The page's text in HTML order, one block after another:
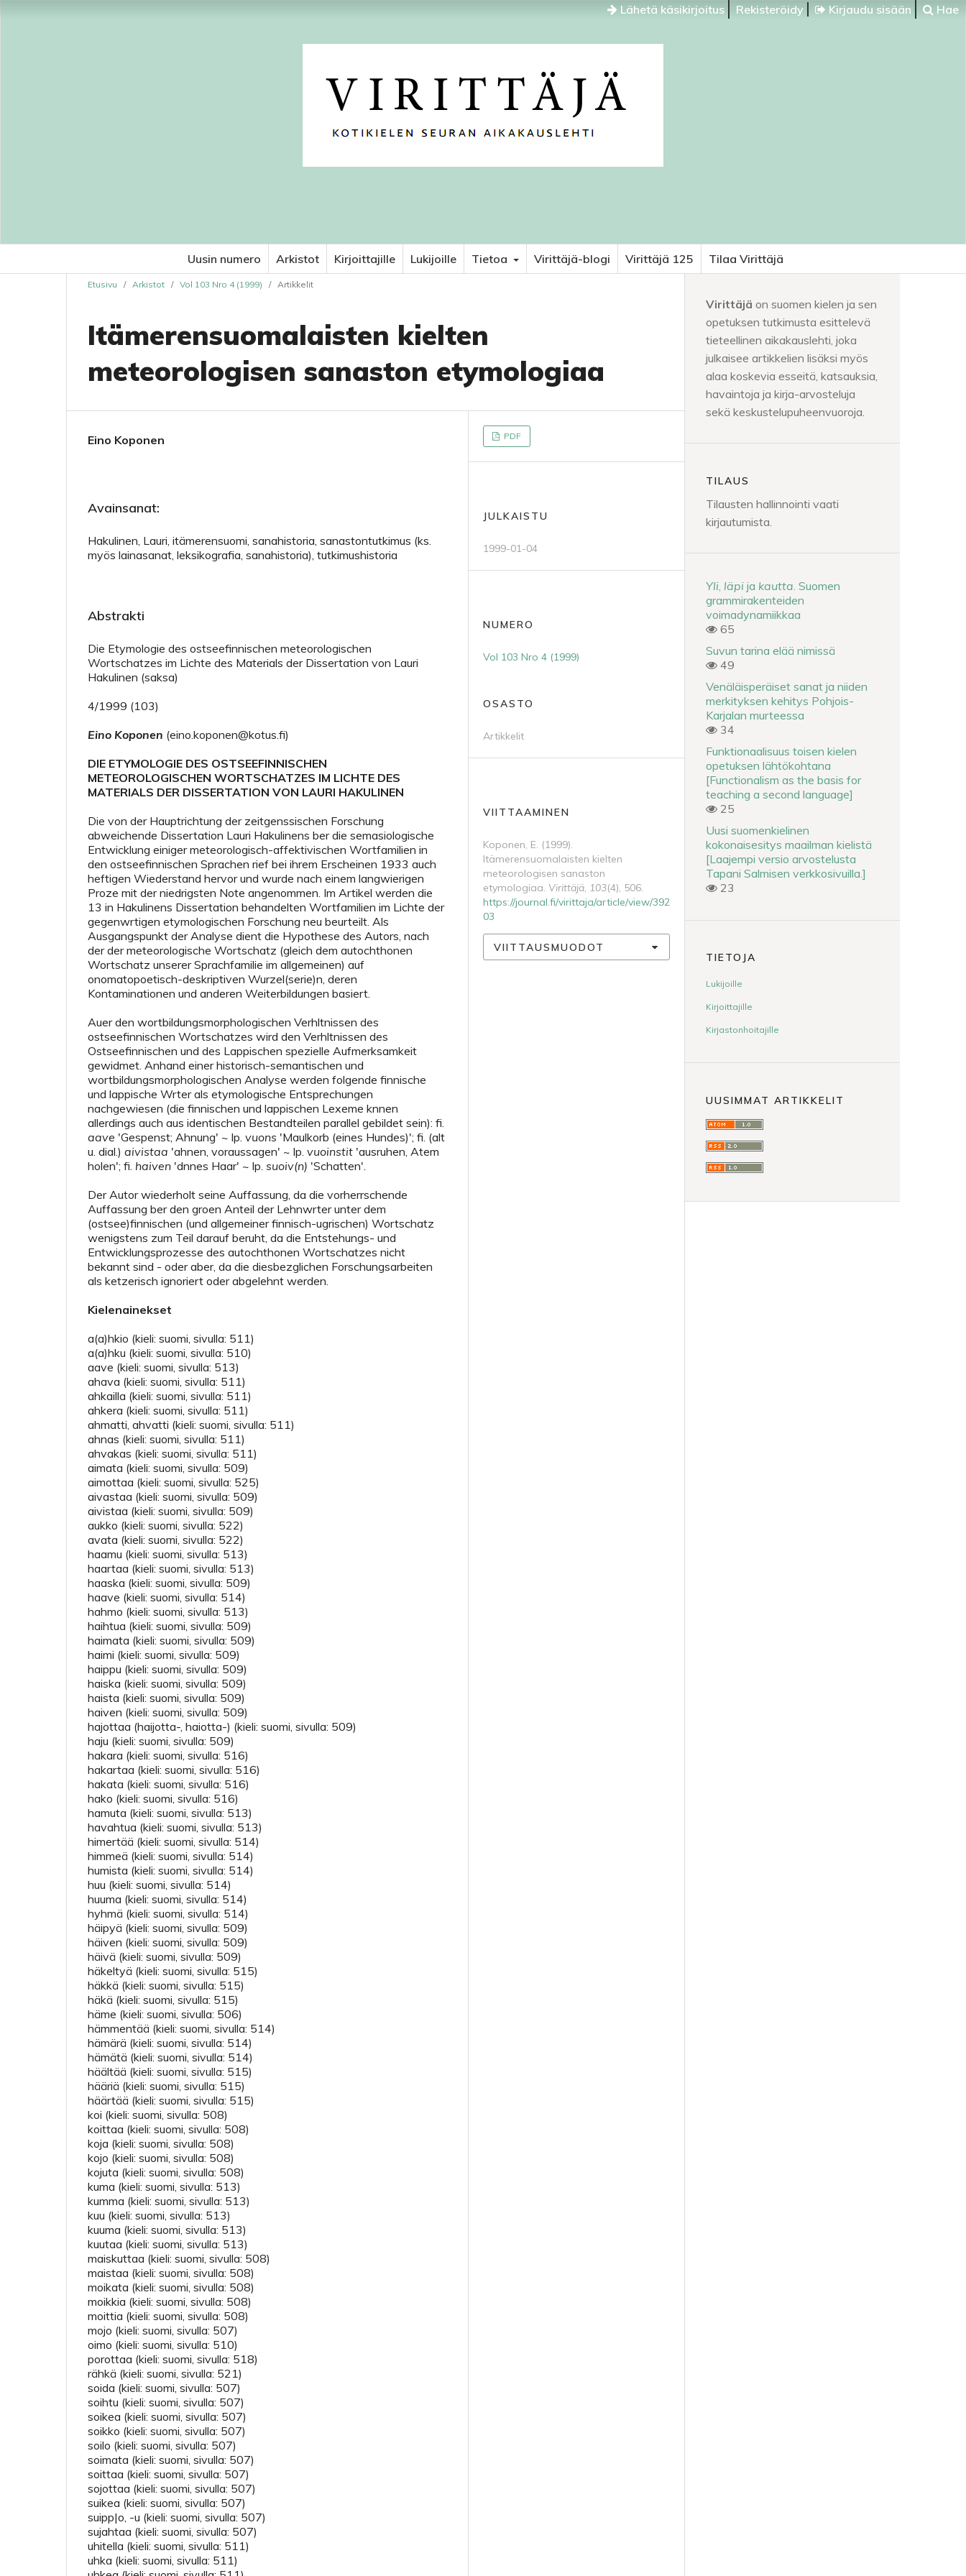
Lähetä käsikirjoitus Rekisteröidy Kirjaudu sisään Hae
Uusin numero Arkistot Kirjoittajille Lukijoille Tietoa Virittäjä-blogi Virittäjä 125 Tilaa Virittäjä
Etusivu / Arkistot / Vol 103 Nro 4 (1999) / Artikkelit
Itämerensuomalaisten kielten
meteorologisen sanaston etymologiaa
Eino Koponen
Avainsanat:
Hakulinen, Lauri, itämerensuomi, sanahistoria, sanastontutkimus (ks.
myös lainasanat, leksikografia, sanahistoria), tutkimushistoria
Abstrakti
Die Etymologie des ostseefinnischen meteorologischen
Wortschatzes im Lichte des Materials der Dissertation von Lauri
Hakulinen (saksa)
4/1999 (103)
Eino Koponen (eino.koponen@kotus.fi)
DIE ETYMOLOGIE DES OSTSEEFINNISCHEN
METEOROLOGISCHEN WORTSCHATZES IM LICHTE DES
MATERIALS DER DISSERTATION VON LAURI HAKULINEN
Die von der Hauptrichtung der zeitgenssischen Forschung
abweichende Dissertation Lauri Hakulinens ber die semasiologische
Entwicklung einiger meteorologisch-affektivischen Wortfamilien in
den ostseefinnischen Sprachen rief bei ihrem Erscheinen 1933 auch
heftigen Wiederstand hervor und wurde nach einem langwierigen
Proze mit der niedrigsten Note angenommen. Im Artikel werden die
13 in Hakulinens Dissertation behandelten Wortfamilien im Lichte der
gegenwrtigen etymologischen Forschung neu beurteilt. Als
Ausgangspunkt der Analyse dient die Hypothese des Autors, nach
der der meteorologische Wortschatz (gleich dem autochthonen
Wortschatz unserer Sprachfamilie im allgemeinen) auf
onomatopoetisch-deskriptiven Wurzel(serie)n, deren
Kontaminationen und anderen Weiterbildungen basiert.
Auer den wortbildungsmorphologischen Verhltnissen des
ostseefinnischen Wortschatzes wird den Verhltnissen des
Ostseefinnischen und des Lappischen spezielle Aufmerksamkeit
gewidmet. Anhand einer historisch-semantischen und
wortbildungsmorphologischen Analyse werden folgende finnische
und lappische Wrter als etymologische Entsprechungen
nachgewiesen (die finnischen und lappischen Lexeme knnen
allerdings auch aus identischen Bestandteilen parallel gebildet sein): fi.
aave 'Gespenst; Ahnung' ~ lp. vuons 'Maulkorb (eines Hundes)'; fi. (alt
u. dial.) aivistaa 'ahnen, voraussagen' ~ lp. vuoinstit 'ausruhen, Atem
holen'; fi. haiven 'dnnes Haar' ~ lp. suoiv(n) 'Schatten'.
Der Autor wiederholt seine Auffassung, da die vorherrschende
Auffassung ber den groen Anteil der Lehnwrter unter dem
(ostsee)finnischen (und allgemeiner finnisch-ugrischen) Wortschatz
wenigstens zum Teil darauf beruht, da die Entstehungs- und
Entwicklungsprozesse des autochthonen Wortschatzes nicht
bekannt sind - oder aber, da die diesbezglichen Forschungsarbeiten
als ketzerisch ignoriert oder abgelehnt werden.
Kielenainekset
a(a)hkio (kieli: suomi, sivulla: 511)
a(a)hku (kieli: suomi, sivulla: 510)
aave (kieli: suomi, sivulla: 513)
ahava (kieli: suomi, sivulla: 511)
ahkailla (kieli: suomi, sivulla: 511)
ahkera (kieli: suomi, sivulla: 511)
ahmatti, ahvatti (kieli: suomi, sivulla: 511)
ahnas (kieli: suomi, sivulla: 511)
ahvakas (kieli: suomi, sivulla: 511)
aimata (kieli: suomi, sivulla: 509)
aimottaa (kieli: suomi, sivulla: 525)
aivastaa (kieli: suomi, sivulla: 509)
aivistaa (kieli: suomi, sivulla: 509)
aukko (kieli: suomi, sivulla: 522)
avata (kieli: suomi, sivulla: 522)
haamu (kieli: suomi, sivulla: 513)
haartaa (kieli: suomi, sivulla: 513)
haaska (kieli: suomi, sivulla: 509)
haave (kieli: suomi, sivulla: 514)
hahmo (kieli: suomi, sivulla: 513)
haihtua (kieli: suomi, sivulla: 509)
haimata (kieli: suomi, sivulla: 509)
haimi (kieli: suomi, sivulla: 509)
haippu (kieli: suomi, sivulla: 509)
haiska (kieli: suomi, sivulla: 509)
haista (kieli: suomi, sivulla: 509)
haiven (kieli: suomi, sivulla: 509)
hajottaa (haijotta-, haiotta-) (kieli: suomi, sivulla: 509)
haju (kieli: suomi, sivulla: 509)
hakara (kieli: suomi, sivulla: 516)
hakartaa (kieli: suomi, sivulla: 516)
hakata (kieli: suomi, sivulla: 516)
hako (kieli: suomi, sivulla: 516)
hamuta (kieli: suomi, sivulla: 513)
havahtua (kieli: suomi, sivulla: 513)
himertää (kieli: suomi, sivulla: 514)
himmeä (kieli: suomi, sivulla: 514)
humista (kieli: suomi, sivulla: 514)
huu (kieli: suomi, sivulla: 514)
huuma (kieli: suomi, sivulla: 514)
hyhmä (kieli: suomi, sivulla: 514)
häipyä (kieli: suomi, sivulla: 509)
häiven (kieli: suomi, sivulla: 509)
häivä (kieli: suomi, sivulla: 509)
häkeltyä (kieli: suomi, sivulla: 515)
häkkä (kieli: suomi, sivulla: 515)
häkä (kieli: suomi, sivulla: 515)
häme (kieli: suomi, sivulla: 506)
hämmentää (kieli: suomi, sivulla: 514)
hämärä (kieli: suomi, sivulla: 514)
hämätä (kieli: suomi, sivulla: 514)
häältää (kieli: suomi, sivulla: 515)
hääriä (kieli: suomi, sivulla: 515)
häärtää (kieli: suomi, sivulla: 515)
koi (kieli: suomi, sivulla: 508)
koittaa (kieli: suomi, sivulla: 508)
koja (kieli: suomi, sivulla: 508)
kojo (kieli: suomi, sivulla: 508)
kojuta (kieli: suomi, sivulla: 508)
kuma (kieli: suomi, sivulla: 513)
kumma (kieli: suomi, sivulla: 513)
kuu (kieli: suomi, sivulla: 513)
kuuma (kieli: suomi, sivulla: 513)
kuutaa (kieli: suomi, sivulla: 513)
maiskuttaa (kieli: suomi, sivulla: 508)
maistaa (kieli: suomi, sivulla: 508)
moikata (kieli: suomi, sivulla: 508)
moikkia (kieli: suomi, sivulla: 508)
moittia (kieli: suomi, sivulla: 508)
mojo (kieli: suomi, sivulla: 507)
oimo (kieli: suomi, sivulla: 510)
porottaa (kieli: suomi, sivulla: 518)
rähkä (kieli: suomi, sivulla: 521)
soida (kieli: suomi, sivulla: 507)
soihtu (kieli: suomi, sivulla: 507)
soikea (kieli: suomi, sivulla: 507)
soikko (kieli: suomi, sivulla: 507)
soilo (kieli: suomi, sivulla: 507)
soimata (kieli: suomi, sivulla: 507)
soittaa (kieli: suomi, sivulla: 507)
sojottaa (kieli: suomi, sivulla: 507)
suikea (kieli: suomi, sivulla: 507)
suipp|o, -u (kieli: suomi, sivulla: 507)
sujahtaa (kieli: suomi, sivulla: 507)
uhitella (kieli: suomi, sivulla: 511)
uhka (kieli: suomi, sivulla: 511)
PDF
JULKAISTU
1999-01-04
NUMERO
Vol 103 Nro 4 (1999)
OSASTO
Artikkelit
VIITTAAMINEN
Koponen, E. (1999).
Itämerensuomalaisten kielten
meteorologisen sanaston
etymologiaa. Virittäjä, 103(4), 506.
https://journal.fi/virittaja/article/view/392
03
VIITTAUSMUODOT
Virittäjä on suomen kielen ja sen
opetuksen tutkimusta esittelevä
tieteellinen aikakauslehti, joka
julkaisee artikkelien lisäksi myös
alaa koskevia esseitä, katsauksia,
havaintoja ja kirja-arvosteluja
sekä keskustelupuheenvuoroja.
TILAUS
Tilausten hallinnointi vaati
kirjautumista.
Yli läpi ja kautta . Suomen
grammirakenteiden
voimadynamiikkaa
65
Suvun tarina elää nimissä
49
Venäläisperäiset sanat ja niiden
merkityksen kehitys Pohjois-
Karjalan murteessa
34
Funktionaalisuus toisen kielen
opetuksen lähtökohtana
[Functionalism as the basis for
teaching a second language]
25
Uusi suomenkielinen
kokonaisesitys maailman kielistä
[Laajempi versio arvostelusta
Tapani Salmisen verkkosivuilla.]
23
TIETOJA
Lukijoille
Kirjoittajille
Kirjastonhoitajille
UUSIMMAT ARTIKKELIT